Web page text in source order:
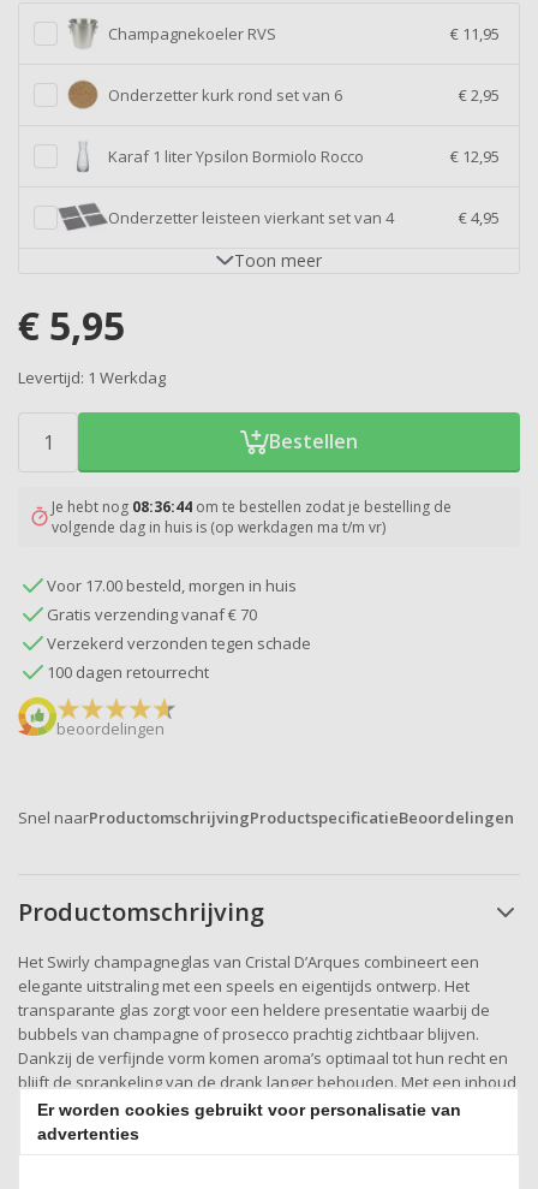
Champagnekoeler RVS € 11,95
Onderzetter kurk rond set van 6 € 2,95
Karaf 1 liter Ypsilon Bormiolo Rocco € 12,95
Onderzetter leisteen vierkant set van 4 € 4,95
Toon meer
€ 5,95
Levertijd: 1 Werkdag
Bestellen
Je hebt nog 08:36:44 om te bestellen zodat je bestelling de
volgende dag in huis is (op werkdagen ma t/m vr)
Voor 17.00 besteld, morgen in huis
Gratis verzending vanaf € 70
Verzekerd verzonden tegen schade
100 dagen retourrecht
beoordelingen
Snel naarProductomschrijvingProductspecificatieBeoordelingen
Productomschrijving
Het Swirly champagneglas van Cristal D’Arques combineert een
elegante uitstraling met een speels en eigentijds ontwerp. Het
transparante glas zorgt voor een heldere presentatie waarbij de
bubbels van champagne of prosecco prachtig zichtbaar blijven.
Dankzij de verfijnde vorm komen aroma’s optimaal tot hun recht en
blijft de sprankeling van de drank langer behouden. Met een inhoud
van 24 cl biedt dit champagneglas voldoende ruimte voor een royale
schenking, ideaal voor feestelijke gelegenheden, diners of een
Er worden cookies gebruikt voor personalisatie van
advertenties